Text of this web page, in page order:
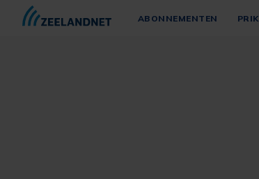
ABONNEMENTEN